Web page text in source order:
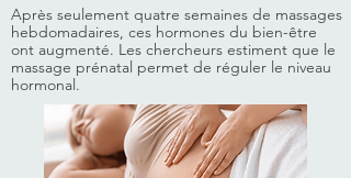
Après seulement quatre semaines de massages
hebdomadaires, ces hormones du bien-être
ont augmenté. Les chercheurs estiment que le
massage prénatal permet de réguler le niveau
hormonal.